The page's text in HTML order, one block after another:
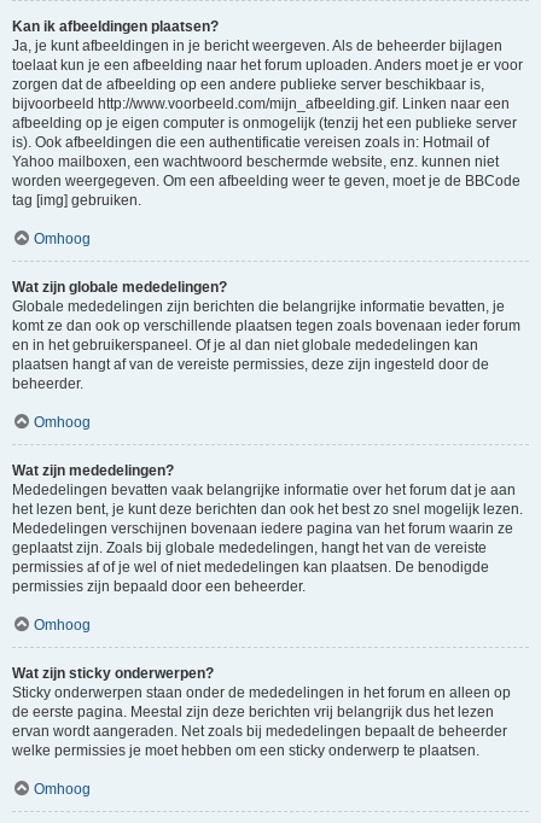
Kan ik afbeeldingen plaatsen?
Ja, je kunt afbeeldingen in je bericht weergeven. Als de beheerder bijlagen
toelaat kun je een afbeelding naar het forum uploaden. Anders moet je er voor
zorgen dat de afbeelding op een andere publieke server beschikbaar is,
bijvoorbeeld http://www.voorbeeld.com/mijn_afbeelding.gif. Linken naar een
afbeelding op je eigen computer is onmogelijk (tenzij het een publieke server
is). Ook afbeeldingen die een authentificatie vereisen zoals in: Hotmail of
Yahoo mailboxen, een wachtwoord beschermde website, enz. kunnen niet
worden weergegeven. Om een afbeelding weer te geven, moet je de BBCode
tag [img] gebruiken.
Omhoog
Wat zijn globale mededelingen?
Globale mededelingen zijn berichten die belangrijke informatie bevatten, je
komt ze dan ook op verschillende plaatsen tegen zoals bovenaan ieder forum
en in het gebruikerspaneel. Of je al dan niet globale mededelingen kan
plaatsen hangt af van de vereiste permissies, deze zijn ingesteld door de
beheerder.
Omhoog
Wat zijn mededelingen?
Mededelingen bevatten vaak belangrijke informatie over het forum dat je aan
het lezen bent, je kunt deze berichten dan ook het best zo snel mogelijk lezen.
Mededelingen verschijnen bovenaan iedere pagina van het forum waarin ze
geplaatst zijn. Zoals bij globale mededelingen, hangt het van de vereiste
permissies af of je wel of niet mededelingen kan plaatsen. De benodigde
permissies zijn bepaald door een beheerder.
Omhoog
Wat zijn sticky onderwerpen?
Sticky onderwerpen staan onder de mededelingen in het forum en alleen op
de eerste pagina. Meestal zijn deze berichten vrij belangrijk dus het lezen
ervan wordt aangeraden. Net zoals bij mededelingen bepaalt de beheerder
welke permissies je moet hebben om een sticky onderwerp te plaatsen.
Omhoog